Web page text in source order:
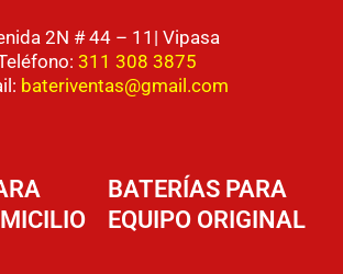
2N # 44 – 11| Vipasa
311 308 3875
bateriventas@gmail.com
BATERÍAS PARA
EQUIPO ORIGINAL